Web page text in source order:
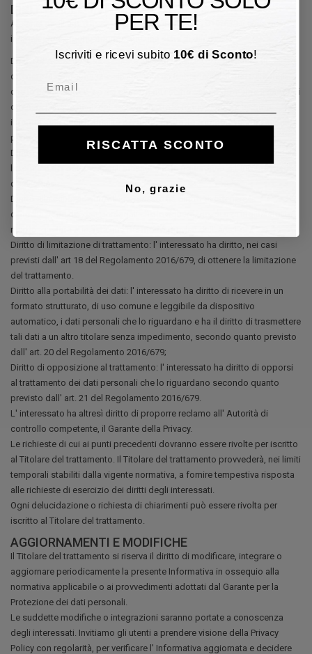
DIRITTI DELL' INTERESSATO
Ai sensi degli artt. 15 – 21 del Regolamento UE 2016/679 a ciascun
interessato vengono riconosciuti una serie di diritti.
Diritto di Accesso: l' interessato, ai sensi dell' art. 15, ha diritto di
ottenere la conferma che sia in corso un trattamento di dati personali
che lo riguardano e, se del caso, di ottenerne copia. Ha inoltre il diritto di
ottenere l' accesso ai dati personali che lo riguardano e a ulteriori
informazioni quali la finalità del trattamento, le categorie di destinatari, il
periodo di conservazione dei dati e i diritti esercitabili.
Diritto di rettifica: l' interessato, ai sensi dell' art. 16, ha diritto di ottenere
degli stessi.
Diritto alla cancellazione: l' interessato ha diritto di ottenere la
cancellazione dei dati personali che lo riguardano, senza ingiustificato
ritardo, qualora sussista una dei motivi previsti dall' art. 17.
Diritto di limitazione di trattamento: l' interessato ha diritto, nei casi
previsti dall' art 18 del Regolamento 2016/679, di ottenere la limitazione
del trattamento.
Diritto alla portabilità dei dati: l' interessato ha diritto di ricevere in un
formato strutturato, di uso comune e leggibile da dispositivo
automatico, i dati personali che lo riguardano e ha il diritto di trasmettere
tali dati a un altro titolare senza impedimento, secondo quanto previsto
dall' art. 20 del Regolamento 2016/679;
Diritto di opposizione al trattamento: l' interessato ha diritto di opporsi
al trattamento dei dati personali che lo riguardano secondo quanto
previsto dall' art. 21 del Regolamento 2016/679.
L' interessato ha altresì diritto di proporre reclamo all' Autorità di
controllo competente, il Garante della Privacy.
Le richieste di cui ai punti precedenti dovranno essere rivolte per iscritto
al Titolare del trattamento. Il Titolare del trattamento provvederà, nei limiti
temporali stabiliti dalla vigente normativa, a fornire tempestiva risposta
alle richieste di esercizio dei diritti degli interessati.
Ogni delucidazione o richiesta di chiarimenti può essere rivolta per
iscritto al Titolare del trattamento.
AGGIORNAMENTI E MODIFICHE
Il Titolare del trattamento si riserva il diritto di modificare, integrare o
aggiornare periodicamente la presente Informativa in ossequio alla
normativa applicabile o ai provvedimenti adottati dal Garante per la
Protezione dei dati personali.
Le suddette modifiche o integrazioni saranno portate a conoscenza
degli interessati. Invitiamo gli utenti a prendere visione della Privacy
Policy con regolarità, per verificare l' Informativa aggiornata e decidere
PER TE!
Iscriviti e ricevi subito 10€ di Sconto!
RISCATTA SCONTO
No, grazie